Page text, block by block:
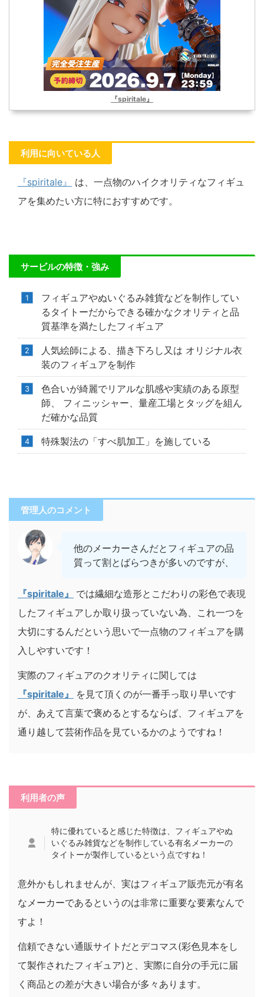
『spiritale』
利用に向いている人
『spiritale』
は、一点物のハイクオリティなフィギュ
アを集めたい方に特におすすめです。
サービルの特徴・強み
フィギュアやぬいぐるみ雑貨などを制作してい
るタイトーだからできる確かなクオリティと品
質基準を満たしたフィギュア
人気絵師による、描き下ろし又は オリジナル衣
装のフィギュアを制作
色合いが綺麗でリアルな肌感や実績のある原型
師、 フィニッシャー、量産工場とタッグを組ん
だ確かな品質
特殊製法の「すべ肌加工」を施している
管理人のコメント
他のメーカーさんだとフィギュアの品
質って割とばらつきが多いのですが、
『spiritale』
では繊細な造形とこだわりの彩色で表現
したフィギュアしか取り扱っていない為、これ一つを
大切にするんだという思いで一点物のフィギュアを購
入しやすいです！
実際のフィギュアのクオリティに関しては
『spiritale』
を見て頂くのが一番手っ取り早いです
が、あえて言葉で褒めるとするならば、フィギュアを
通り越して芸術作品を見ているかのようですね！
利用者の声
特に優れていると感じた特徴は、フィギュアやぬ
いぐるみ雑貨などを制作している有名メーカーの
タイトーが製作しているという点ですね！
意外かもしれませんが、実はフィギュア販売元が有名
なメーカーであるというのは非常に重要な要素なんで
すよ！
信頼できない通販サイトだとデコマス(彩色見本をし
て製作されたフィギュア)と、実際に自分の手元に届
く商品との差が大きい場合が多々あります。